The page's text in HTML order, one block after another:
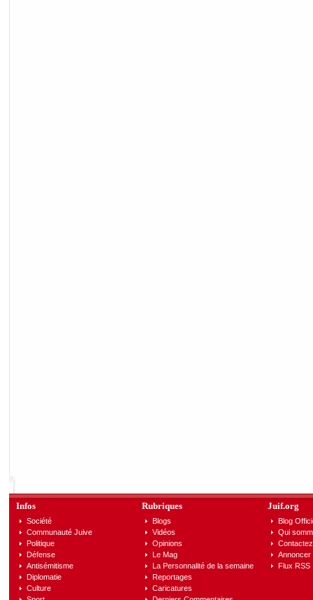
Infos
Société
Communauté Juive
Politique
Défense
Antisémitisme
Diplomatie
Culture
Rubriques
Blogs
Vidéos
Opinions
Le Mag
La Personnalité de la semaine
Reportages
Caricatures
Juif.org
Blog
Qui
Annoncer
Flux RSS